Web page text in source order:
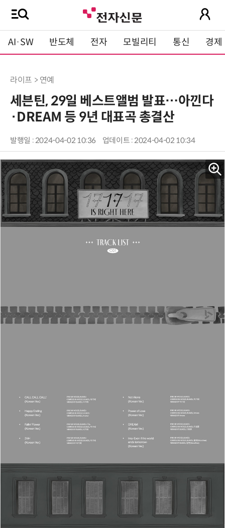
AI·SW 반도체 전자 모빌리티 통신 경제
라이프 > 연예
세븐틴, 29일 베스트앨범 발표…아낀다
·DREAM 등 9년 대표곡 총결산
발행일 : 2024-04-02 10:36 업데이트 : 2024-04-02 10:34